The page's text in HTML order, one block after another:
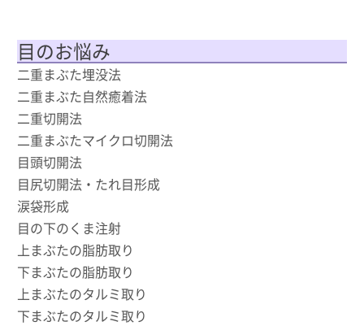
目のお悩み
二重まぶた埋没法
二重まぶた自然癒着法
二重切開法
二重まぶたマイクロ切開法
目頭切開法
目尻切開法・たれ目形成
涙袋形成
目の下のくま注射
上まぶたの脂肪取り
下まぶたの脂肪取り
上まぶたのタルミ取り
下まぶたのタルミ取り